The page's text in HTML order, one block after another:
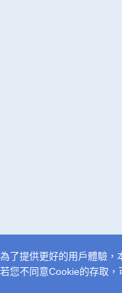
為了提供更好的用戶體驗，
若您不同意Cookie的存取